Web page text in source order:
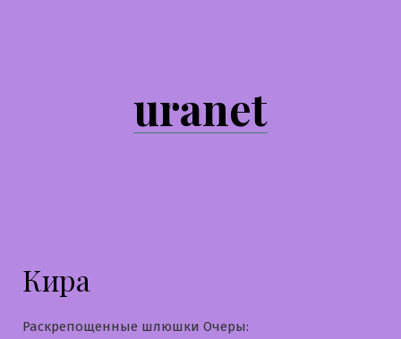
uranet
Кира
Раскрепощенные шлюшки Очеры: